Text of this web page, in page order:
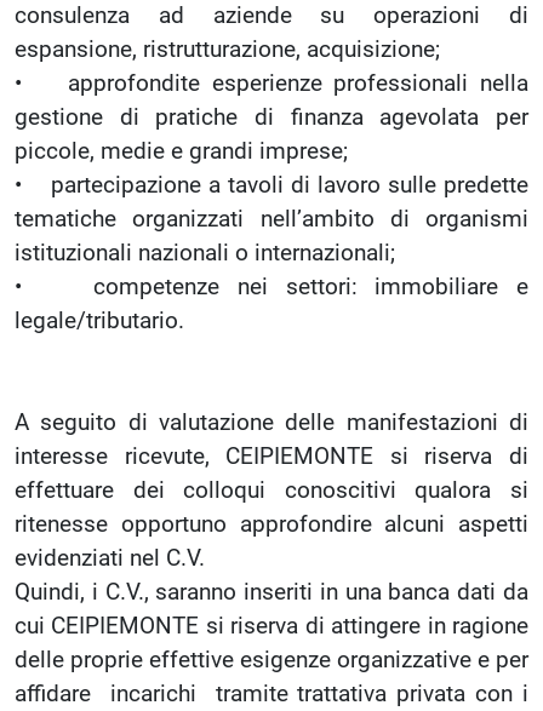
consulenza ad aziende su operazioni di
espansione, ristrutturazione, acquisizione;
• approfondite esperienze professionali nella
gestione di pratiche di finanza agevolata per
piccole, medie e grandi imprese;
• partecipazione a tavoli di lavoro sulle predette
tematiche organizzati nell’ambito di organismi
istituzionali nazionali o internazionali;
• competenze nei settori: immobiliare e
legale/tributario.
A seguito di valutazione delle manifestazioni di
interesse ricevute, CEIPIEMONTE si riserva di
effettuare dei colloqui conoscitivi qualora si
ritenesse opportuno approfondire alcuni aspetti
evidenziati nel C.V.
Quindi, i C.V., saranno inseriti in una banca dati da
cui CEIPIEMONTE si riserva di attingere in ragione
delle proprie effettive esigenze organizzative e per
affidare incarichi tramite trattativa privata con i